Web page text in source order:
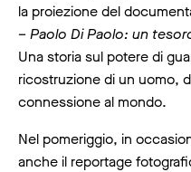
la proiezione del
– Paolo Di Paolo: un
Una storia sul potere di
ricostruzione di un uomo,
connessione al mondo.
Nel pomeriggio, in
anche il reportage